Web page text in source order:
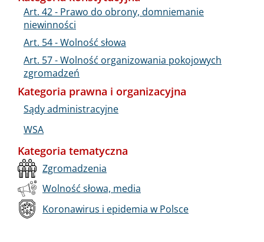
Art. 42 - Prawo do obrony, domniemanie
niewinności
Art. 54 - Wolność słowa
Art. 57 - Wolność organizowania pokojowych
zgromadzeń
Kategoria prawna i organizacyjna
Sądy administracyjne
WSA
Kategoria tematyczna
Zgromadzenia
Wolność słowa, media
Koronawirus i epidemia w Polsce